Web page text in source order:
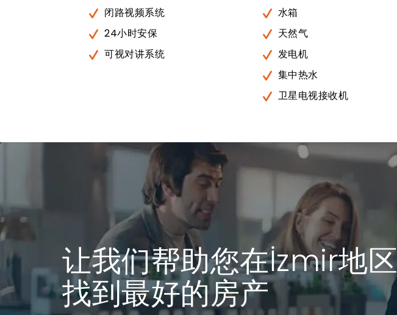
闭路视频系统
24小时安保
可视对讲系统
水箱
天然气
发电机
集中热水
卫星电视接收机
让我们帮助您在İzmir地区
找到最好的房产